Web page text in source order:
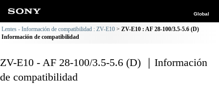
Global
Lentes - Información de compatibilidad : ZV-E10
ZV-E10 : AF 28-100/3.5-5.6 (D)
Información de compatibilidad
ZV-E10 - AF 28-100/3.5-5.6 (D) ｜Información
de compatibilidad